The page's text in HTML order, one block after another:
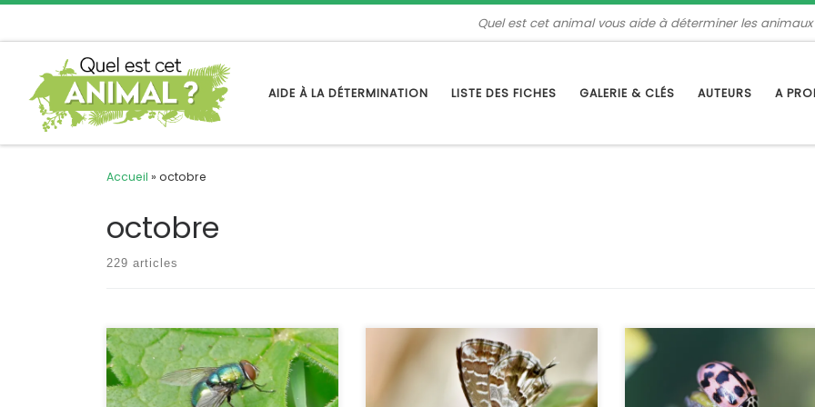
Quel est cet animal vous aide à déterminer les
AIDE À LA DÉTERMINATION LISTE DES FICHES GALERIE & CLÉS AUTEURS A
Accueil » octobre
octobre
229 articles
Il y a plusieurs espèces de mouches
vert métallique, elles appartiennent à
la famille des Calliphoridae, ou des
Tachinidae parfois. Chrysomyia
C’est l’histoire d’un papillon d’Afrique
du sud dont les chenilles se
nourrissent sur le géranium et qui a
été introduit en Europe en 1990, puis
C’est une espèce de coccinelle
l’on reconnait aisément, elle est
avec des points noirs. Inféodée à
strate arbustive, elle fréquente les